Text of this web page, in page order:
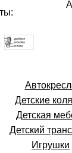
Детские
Детская
Детский
Игрушки